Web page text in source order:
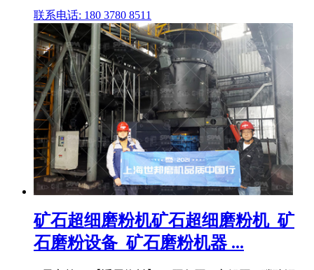
联系电话: 180 3780 8511
矿石超细磨粉机矿石超细磨粉机_矿
石磨粉设备_矿石磨粉机器 ...